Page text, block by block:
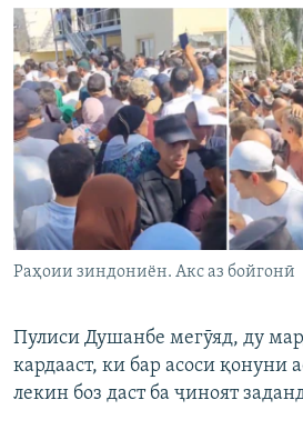
Раҳоии зиндониён. Акс аз бойгонӣ
Пулиси Душанбе мегӯяд, ду
кардааст, ки бар асоси қонуни
лекин боз даст ба ҷиноят